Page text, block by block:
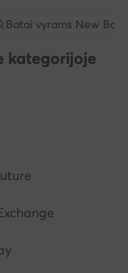
Batai vyrams New
kategorijoje